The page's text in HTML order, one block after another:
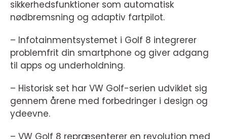
sikkerhedsfunktioner som automatisk
nødbremsning og adaptiv fartpilot.
– Infotainmentsystemet i Golf 8 integrerer
problemfrit din smartphone og giver adgang
til apps og underholdning.
– Historisk set har VW Golf-serien udviklet sig
gennem årene med forbedringer i design og
ydeevne.
– VW Golf 8 repræsenterer en revolution med